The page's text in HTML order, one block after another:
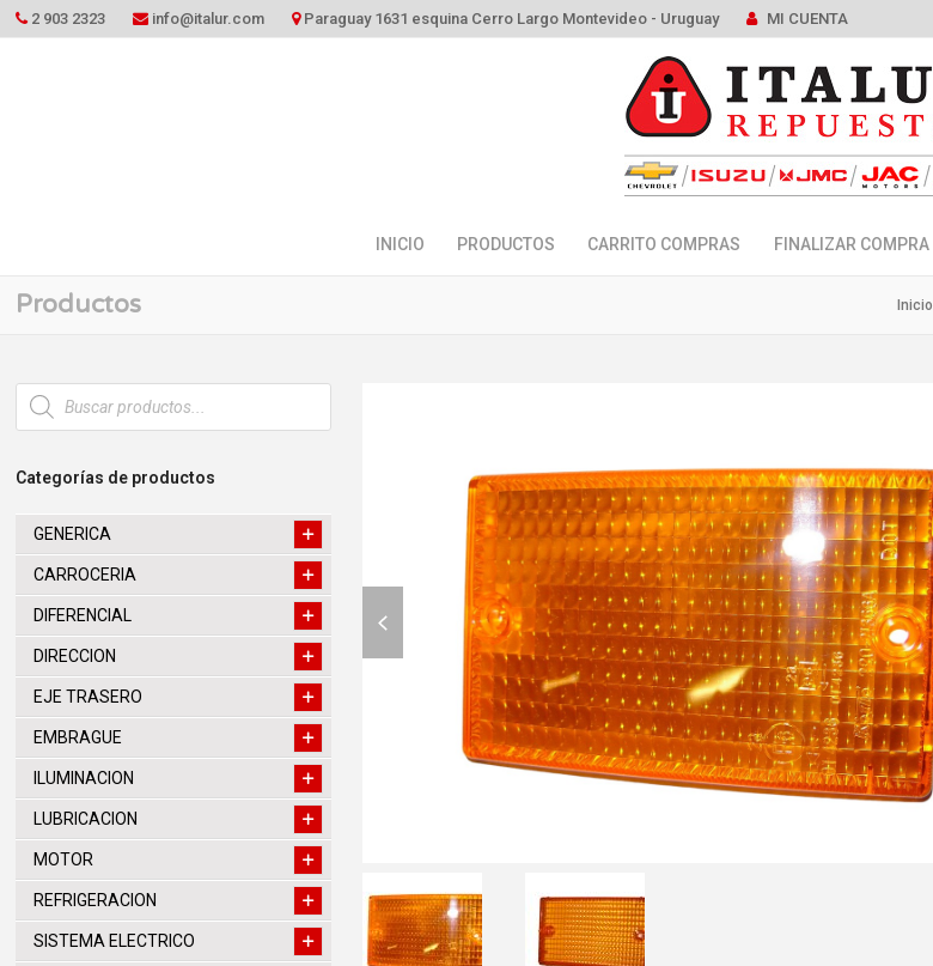
2 903 2323 info@italur.com Paraguay 1631 esquina Cerro Largo Montevideo - Uruguay MI CUENTA
INICIO PRODUCTOS CARRITO COMPRAS FINALIZAR COMPRA
Productos Inicio
slide
Búsqueda
de
productos
Categorías de productos
GENERICA
CARROCERIA
DIFERENCIAL
DIRECCION
EJE TRASERO
EMBRAGUE
ILUMINACION
LUBRICACION
MOTOR
REFRIGERACION
SISTEMA ELECTRICO